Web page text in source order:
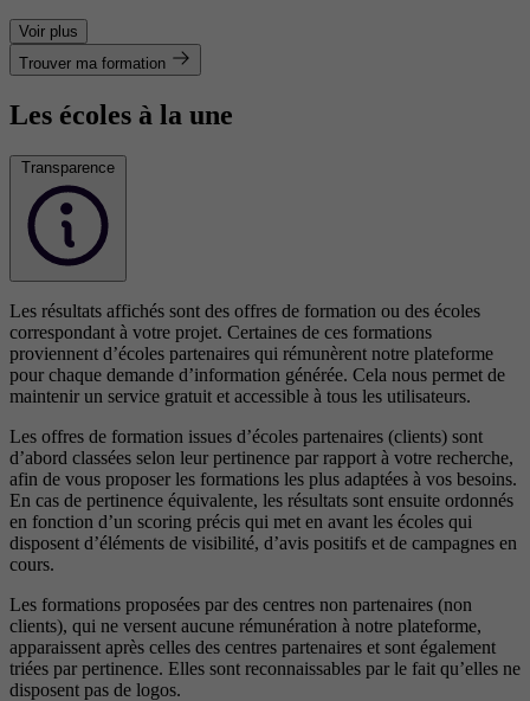
Voir plus
Trouver ma formation
Les écoles à la une
Transparence
Les résultats affichés sont des offres de formation ou des écoles
correspondant à votre projet. Certaines de ces formations
proviennent d’écoles partenaires qui rémunèrent notre plateforme
pour chaque demande d’information générée. Cela nous permet de
maintenir un service gratuit et accessible à tous les utilisateurs.
Les offres de formation issues d’écoles partenaires (clients) sont
d’abord classées selon leur pertinence par rapport à votre recherche,
afin de vous proposer les formations les plus adaptées à vos besoins.
En cas de pertinence équivalente, les résultats sont ensuite ordonnés
en fonction d’un scoring précis qui met en avant les écoles qui
disposent d’éléments de visibilité, d’avis positifs et de campagnes en
cours.
Les formations proposées par des centres non partenaires (non
clients), qui ne versent aucune rémunération à notre plateforme,
apparaissent après celles des centres partenaires et sont également
triées par pertinence. Elles sont reconnaissables par le fait qu’elles ne
disposent pas de logos.